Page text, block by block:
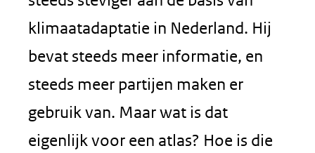
klimaatadaptatie in Nederland. Hij
bevat steeds meer informatie, en
steeds meer partijen maken er
gebruik van. Maar wat is dat
eigenlijk voor een atlas? Hoe is die